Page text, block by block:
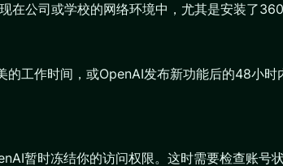
公司或学校的网络环境中，尤其是安装了
工作时间，或OpenAI发布新功能后的48小
暂时冻结你的访问权限。这时需要检查账号